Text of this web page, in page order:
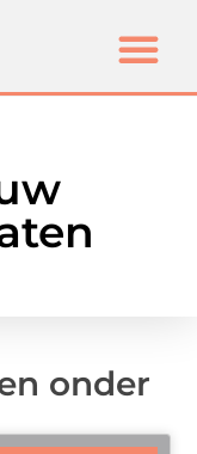
onder